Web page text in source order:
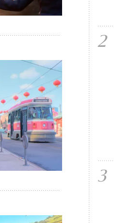
2
3